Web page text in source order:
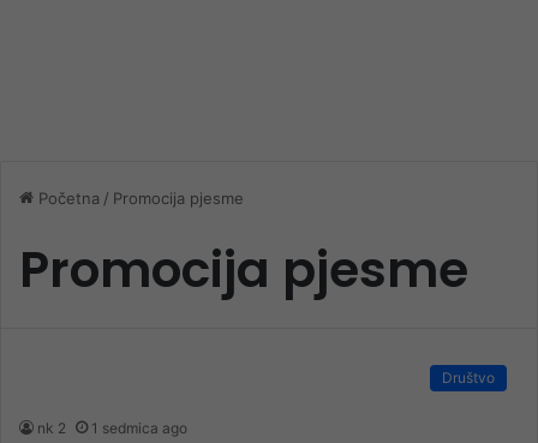
Početna / Promocija pjesme
Promocija pjesme
Društvo
nk 2 1 sedmica ago